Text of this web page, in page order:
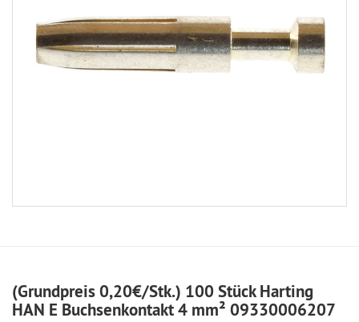
(Grundpreis 0,20€/Stk.) 100 Stück Harting
HAN E Buchsenkontakt 4 mm² 09330006207